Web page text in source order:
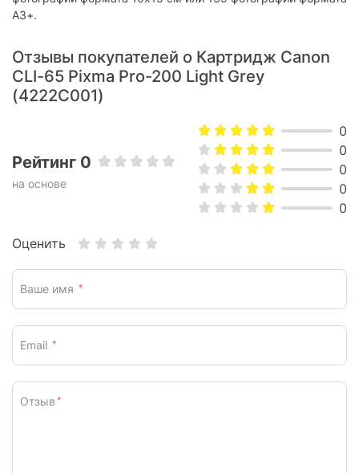
A3+.
Отзывы покупателей о Картридж Canon
CLI-65 Pixma Pro-200 Light Grey
(4222C001)
Рейтинг 0
на основе
0
0
0
0
0
Оценить
Ваше имя *
Email *
Отзыв *